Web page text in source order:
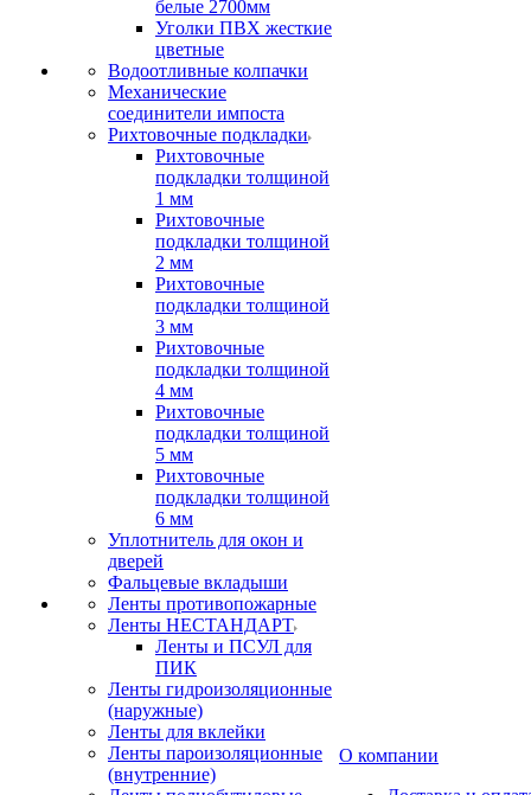
белые 2700мм
Уголки ПВХ жесткие
цветные
Водоотливные колпачки
Механические
соединители импоста
Рихтовочные подкладки
Рихтовочные
подкладки толщиной
1 мм
Рихтовочные
подкладки толщиной
2 мм
Рихтовочные
подкладки толщиной
3 мм
Рихтовочные
подкладки толщиной
4 мм
Рихтовочные
подкладки толщиной
5 мм
Рихтовочные
подкладки толщиной
6 мм
Уплотнитель для окон и
дверей
Фальцевые вкладыши
Ленты противопожарные
Ленты НЕСТАНДАРТ
Ленты и ПСУЛ для
ПИК
Ленты гидроизоляционные
(наружные)
Ленты для вклейки
Ленты пароизоляционные
(внутренние)
О компании